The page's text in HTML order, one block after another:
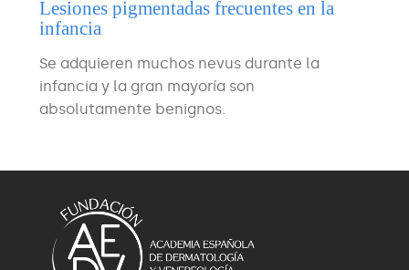
Lesiones pigmentadas frecuentes en la
infancia
Se adquieren muchos nevus durante la
infancia y la gran mayoría son
absolutamente benignos.